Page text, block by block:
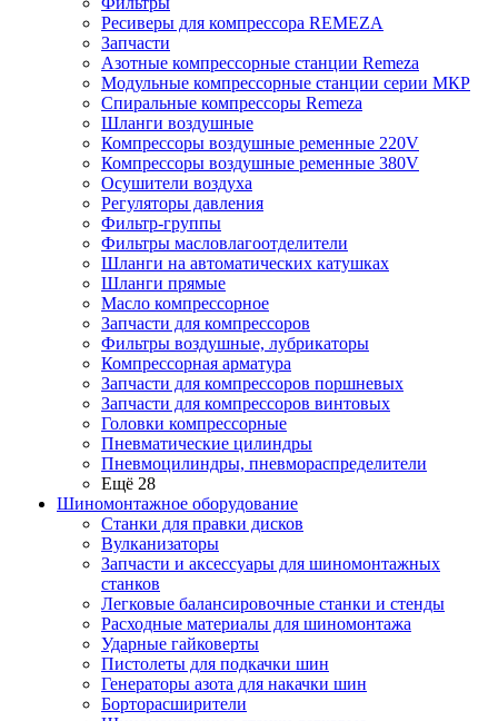
Ресиверы для компрессора REMEZA
Запчасти
Азотные компрессорные станции Remeza
Модульные компрессорные станции серии МКР
Спиральные компрессоры Remeza
Шланги воздушные
Компрессоры воздушные ременные 220V
Компрессоры воздушные ременные 380V
Осушители воздуха
Регуляторы давления
Фильтр-группы
Фильтры масловлагоотделители
Шланги на автоматических катушках
Шланги прямые
Масло компрессорное
Запчасти для компрессоров
Фильтры воздушные, лубрикаторы
Компрессорная арматура
Запчасти для компрессоров поршневых
Запчасти для компрессоров винтовых
Головки компрессорные
Пневматические цилиндры
Пневмоцилиндры, пневмораспределители
Ещё 28
Шиномонтажное оборудование
Станки для правки дисков
Вулканизаторы
Запчасти и аксессуары для шиномонтажных
станков
Легковые балансировочные станки и стенды
Расходные материалы для шиномонтажа
Ударные гайковерты
Пистолеты для подкачки шин
Генераторы азота для накачки шин
Борторасширители